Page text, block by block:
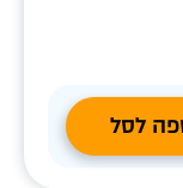
לסל